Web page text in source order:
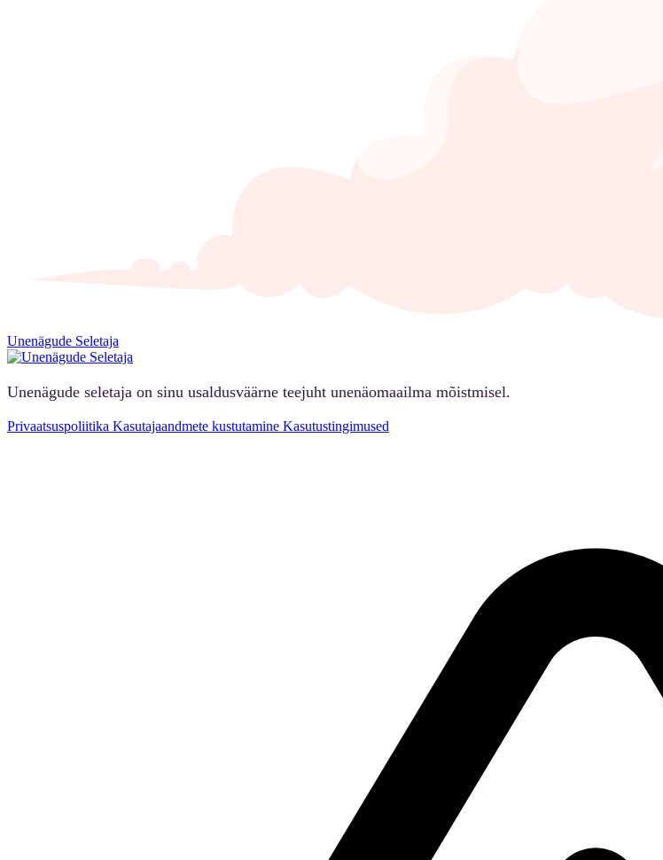
Unenägude Seletaja
Unenägude seletaja on sinu usaldusväärne teejuht unenäomaailma mõistmisel.
Privaatsuspoliitika Kasutajaandmete kustutamine Kasutustingimused